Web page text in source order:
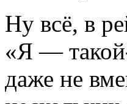
Ну всё, в
«Я —
даже не